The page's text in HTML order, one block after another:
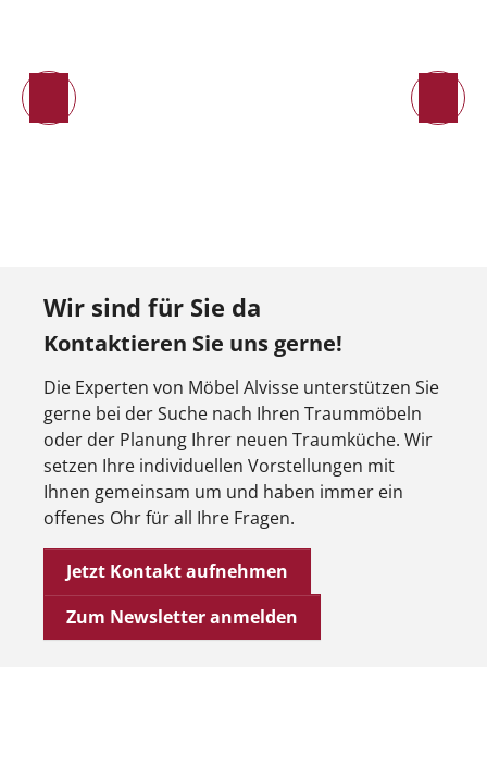
Wir sind für Sie da
Kontaktieren Sie uns gerne!
Die Experten von Möbel Alvisse unterstützen Sie
gerne bei der Suche nach Ihren Traummöbeln
oder der Planung Ihrer neuen Traumküche. Wir
setzen Ihre individuellen Vorstellungen mit
Ihnen gemeinsam um und haben immer ein
offenes Ohr für all Ihre Fragen.
Jetzt Kontakt aufnehmen
Zum Newsletter anmelden